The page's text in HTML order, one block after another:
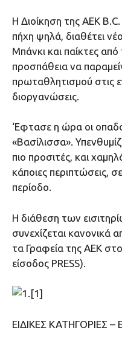
Η Διοίκηση της ΑΕΚ
πήχη ψηλά, διαθέτει
Μπάνκι και παίκτες
προσπάθεια να
πρωταθλητισμού στις
διοργανώσεις.
‘Εφτασε η ώρα οι
«Βασίλισσα».
πιο προσιτές, και
κάποιες περιπτώσεις,
περίοδο.
Η διάθεση των
συνεχίζεται κανονικά
τα Γραφεία της ΑΕΚ
είσοδος PRESS).
ΕΙΔΙΚΕΣ ΚΑΤΗΓΟΡΙΕΣ –